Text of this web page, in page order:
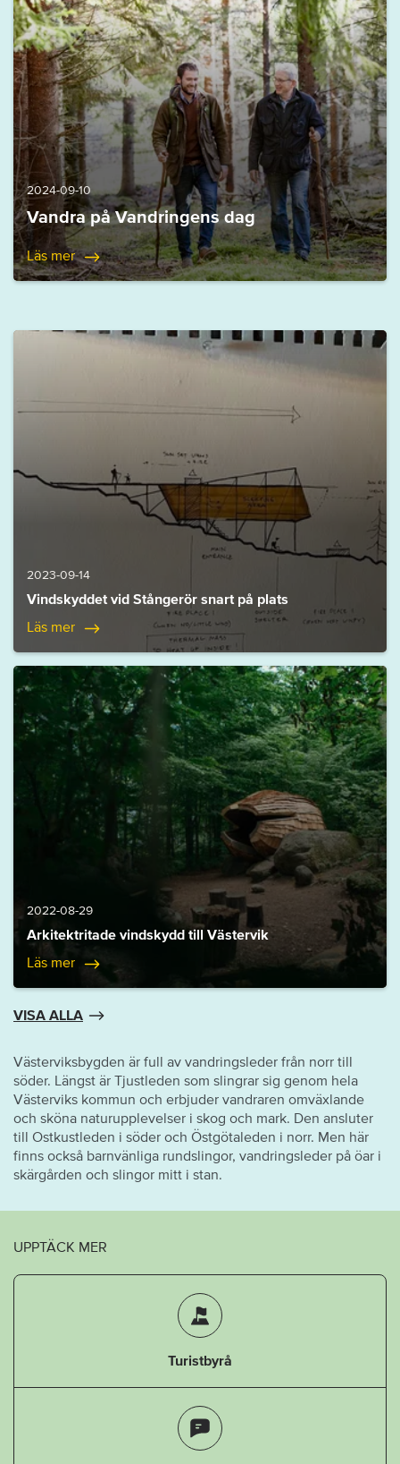
2024-09-10
Vandra på Vandringens dag
Läs mer
2023-09-14
Vindskyddet vid Stångerör snart på plats
Läs mer
2022-08-29
Arkitektritade vindskydd till Västervik
Läs mer
VISA ALLA
Västerviksbygden är full av vandringsleder från norr till
söder. Längst är Tjustleden som slingrar sig genom hela
Västerviks kommun och erbjuder vandraren omväxlande
och sköna naturupplevelser i skog och mark. Den ansluter
till Ostkustleden i söder och Östgötaleden i norr. Men här
finns också barnvänliga rundslingor, vandringsleder på öar i
skärgården och slingor mitt i stan.
UPPTÄCK MER
Turistbyrå